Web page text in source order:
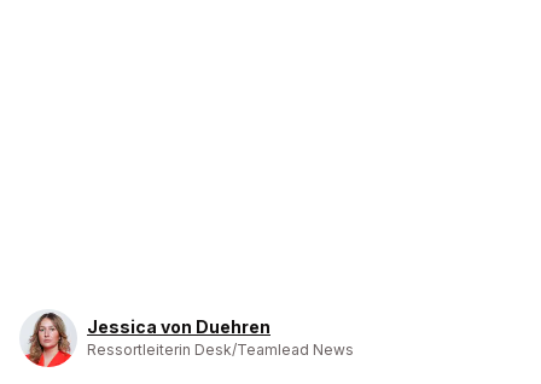
Jessica von Duehren
Ressortleiterin Desk/Teamlead News